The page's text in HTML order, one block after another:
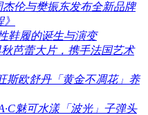
伦与樊振东发布全新品牌
鞋履的诞生与演变
芭蕾大片，携手法国艺术
斯欧舒丹「黄金不凋花」养
魅可水漾「波光」子弹头